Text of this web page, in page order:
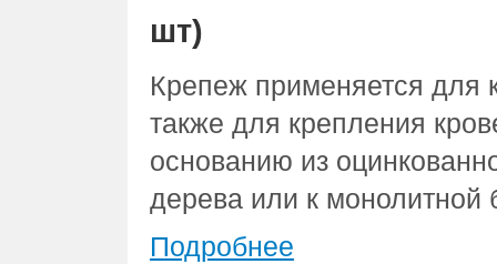
шт)
Крепеж применяется для
также для крепления
основанию из
дерева или к монолитной
Подробнее